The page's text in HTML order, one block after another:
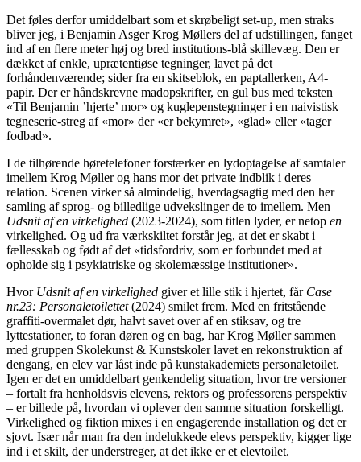
Det føles derfor umiddelbart som et skrøbeligt set-up, men straks
bliver jeg, i Benjamin Asger Krog Møllers del af udstillingen, fanget
ind af en flere meter høj og bred institutions-blå skillevæg. Den er
dækket af enkle, uprætentiøse tegninger, lavet på det
forhåndenværende; sider fra en skitseblok, en paptallerken, A4-
papir. Der er håndskrevne madopskrifter, en gul bus med teksten
«Til Benjamin ’hjerte’ mor» og kuglepenstegninger i en naivistisk
tegneserie-streg af «mor» der «er bekymret», «glad» eller «tager
fodbad».
I de tilhørende høretelefoner forstærker en lydoptagelse af samtaler
imellem Krog Møller og hans mor det private indblik i deres
relation. Scenen virker så almindelig, hverdagsagtig med den her
samling af sprog- og billedlige udvekslinger de to imellem. Men
Udsnit af en virkelighed (2023-2024), som titlen lyder, er netop en
virkelighed. Og ud fra værkskiltet forstår jeg, at det er skabt i
fællesskab og født af det «tidsfordriv, som er forbundet med at
opholde sig i psykiatriske og skolemæssige institutioner».
Hvor Udsnit af en virkelighed giver et lille stik i hjertet, får Case
nr.23: Personaletoilettet(2024) smilet frem. Med en fritstående
graffiti-overmalet dør, halvt savet over af en stiksav, og tre
lyttestationer, to foran døren og en bag, har Krog Møller sammen
med gruppen Skolekunst & Kunstskoler lavet en rekonstruktion af
dengang, en elev var låst inde på kunstakademiets personaletoilet.
Igen er det en umiddelbart genkendelig situation, hvor tre versioner
– fortalt fra henholdsvis elevens, rektors og professorens perspektiv
– er billede på, hvordan vi oplever den samme situation forskelligt.
Virkelighed og fiktion mixes i en engagerende installation og det er
sjovt. Især når man fra den indelukkede elevs perspektiv, kigger lige
ind i et skilt, der understreger, at det ikke er et elevtoilet.